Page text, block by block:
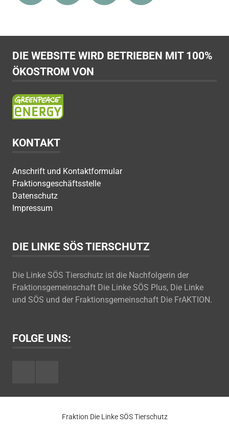
DIE WEBSITE WIRD BETRIEBEN MIT 100%
ÖKOSTROM VON
KONTAKT
Anschrift und Kontaktformular
Fraktionsgeschäftsstelle
Datenschutz
Impressum
DIE LINKE SÖS TIERSCHUTZ
Die Linke SÖS Tierschutz ist die Nachfolgerin der
Fraktionsgemeinschaft Die Linke SÖS Plus, Die Linke
und SÖS und der Fraktionsgemeinschaft Die FrAKTION.
FOLGE UNS:
Fraktion Die Linke SÖS Tierschutz